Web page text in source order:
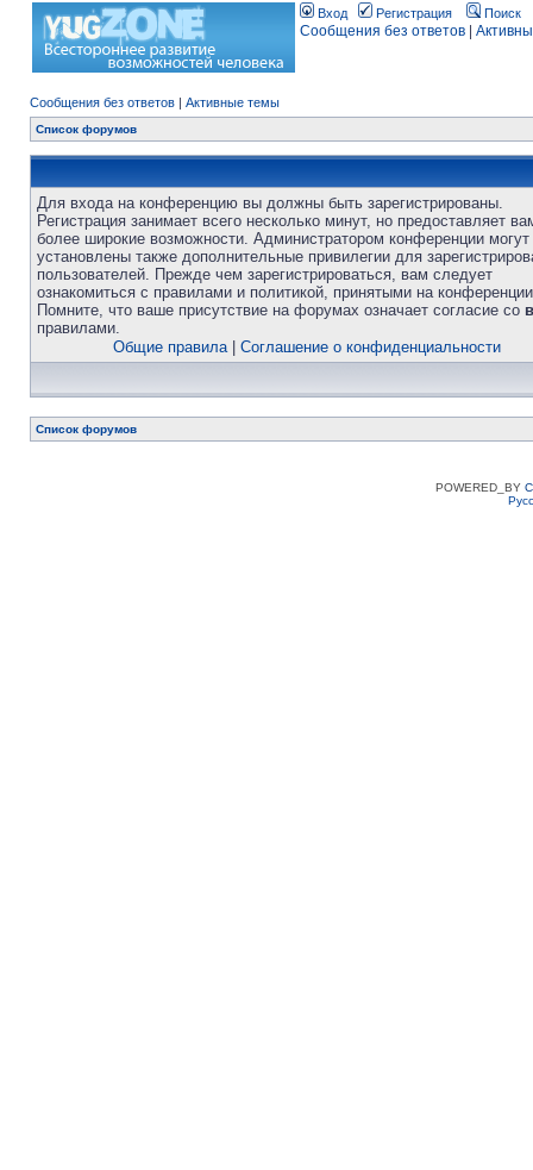
Вход Регистрация Поиск
Сообщения без ответов
Сообщения без ответов | Активные темы
Список форумов
Для входа на конференцию вы должны быть зарегистрированы.
Регистрация занимает всего несколько минут, но предоставляет
более широкие возможности. Администратором конференции
установлены также дополнительные привилегии для
пользователей. Прежде чем зарегистрироваться, вам следует
ознакомиться с правилами и политикой, принятыми на
Помните, что ваше присутствие на форумах означает согласие со
правилами.
Общие правила| Соглашение о конфиденциальности
Список форумов
POWERED_BY